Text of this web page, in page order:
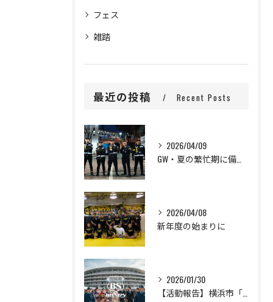
フェス
雑踏
最近の投稿 Recent Posts
2026/04/09
GW・夏の繁忙期に備えて、セキュリティスタッフ大募集！
2026/04/08
新年度の始まりに
2026/01/30
【活動報告】横浜市「二十歳の市民を祝うつどい」の警備完遂と、新成人の門出に寄せて